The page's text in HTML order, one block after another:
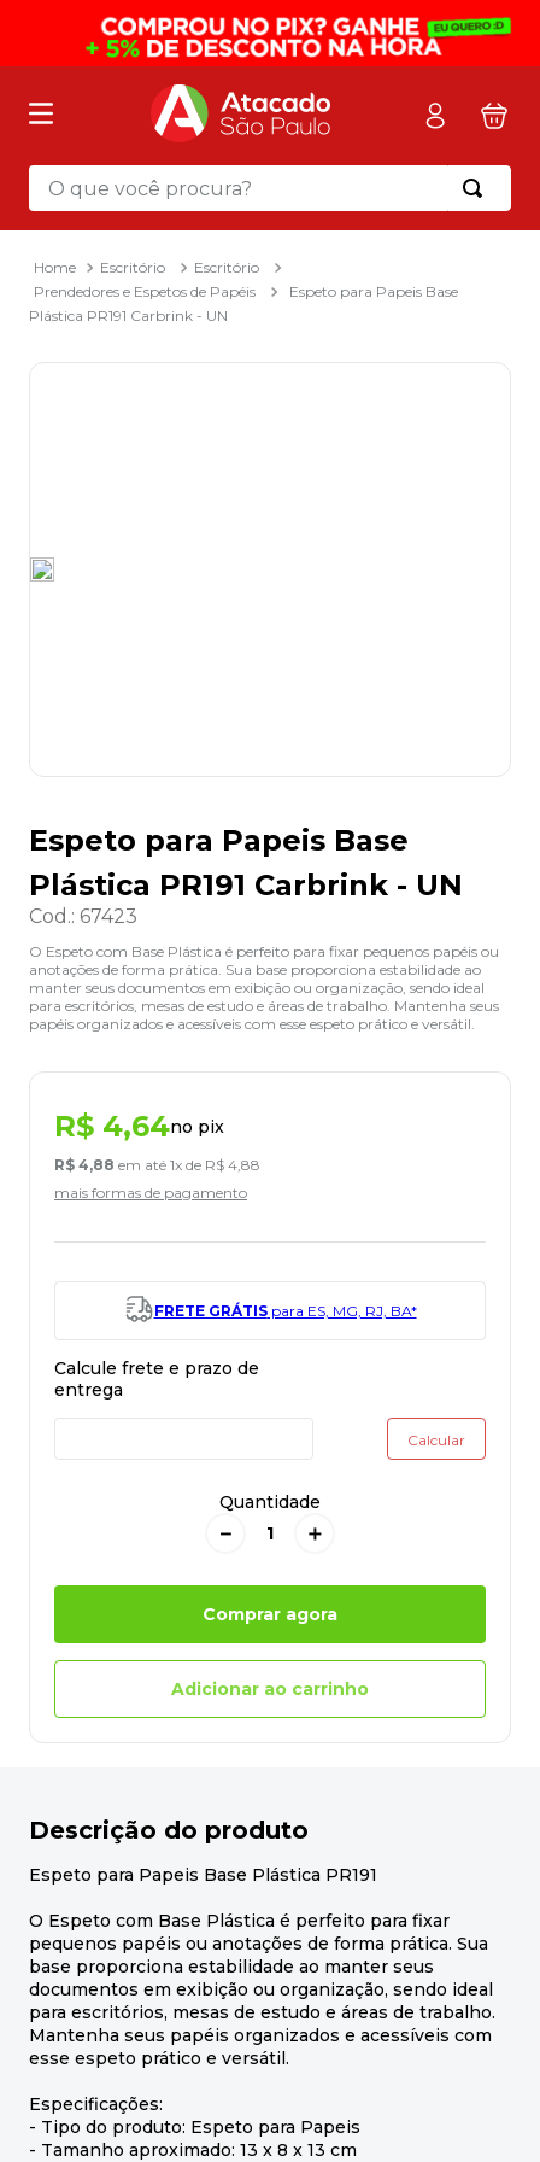
O que você procura?
Escritório
Escritório
Prendedores e Espetos de Papéis
Espeto para Papeis Base
Plástica PR191 Carbrink - UN
Espeto para Papeis Base
Plástica PR191 Carbrink - UN
Cod.: 67423
O Espeto com Base Plástica é perfeito para fixar pequenos papéis ou
anotações de forma prática. Sua base proporciona estabilidade ao
manter seus documentos em exibição ou organização, sendo ideal
para escritórios, mesas de estudo e áreas de trabalho. Mantenha seus
papéis organizados e acessíveis com esse espeto prático e versátil.
R$ 4,64no pix
R$ 4,88 em até 1x de R$ 4,88
mais formas de pagamento
FRETE GRÁTISpara ES, MG, RJ, BA*
Quantidade
＋
－
Comprar agora
Adicionar ao carrinho
Descrição do produto
Espeto para Papeis Base Plástica PR191
O Espeto com Base Plástica é perfeito para fixar
pequenos papéis ou anotações de forma prática. Sua
base proporciona estabilidade ao manter seus
documentos em exibição ou organização, sendo ideal
para escritórios, mesas de estudo e áreas de trabalho.
Mantenha seus papéis organizados e acessíveis com
esse espeto prático e versátil.
Especificações:
- Tipo do produto: Espeto para Papeis
- Tamanho aproximado: 13 x 8 x 13 cm
Termos mais buscados
mochila
2 º sacola
8